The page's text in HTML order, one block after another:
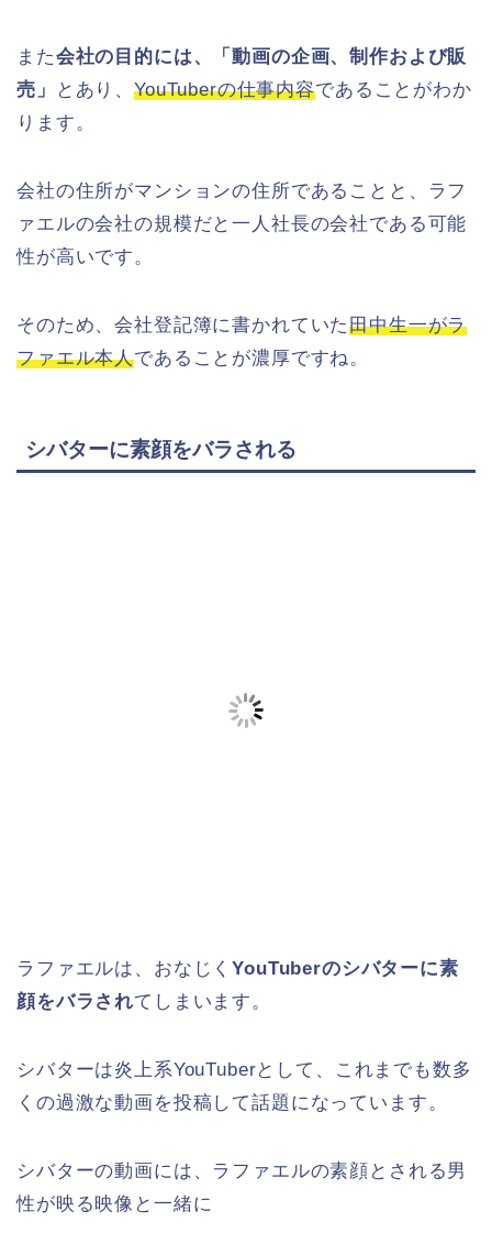
また会社の目的には、「動画の企画、制作および販
売」
とあり、YouTuberの仕事内容であることがわか
ります。
会社の住所がマンションの住所であることと、ラフ
ァエルの会社の規模だと一人社長の会社である可能
性が高いです。
そのため、会社登記簿に書かれていた田中生一がラ
ファエル本人であることが濃厚ですね。
シバターに素顔をバラされる
ラファエルは、おなじくYouTuberのシバターに素
顔をバラされてしまいます。
シバターは炎上系YouTuberとして、これまでも数多
くの過激な動画を投稿して話題になっています。
シバターの動画には、ラファエルの素顔とされる男
性が映る映像と一緒に